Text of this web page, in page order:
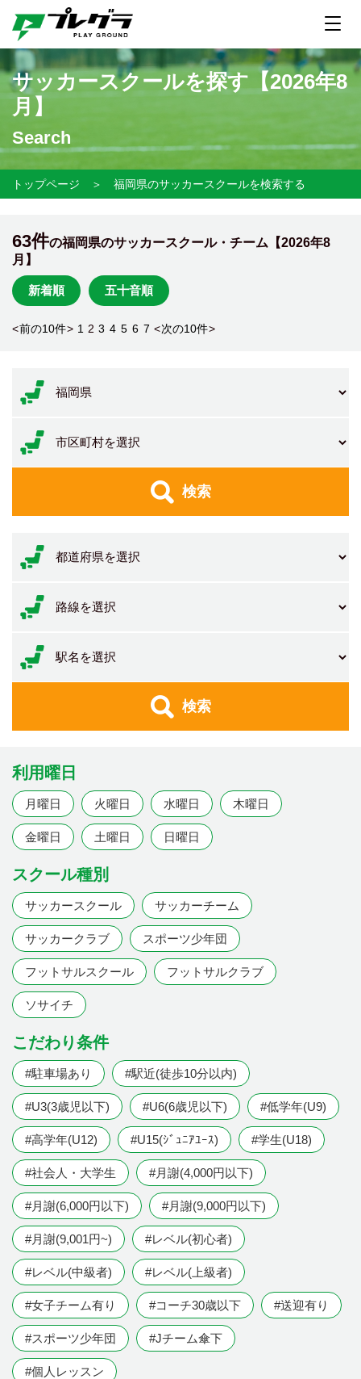
サッカースクールを探す【2026年8
月】
Search
トップページ ＞ 福岡県のサッカースクールを検索する
63件の福岡県のサッカースクール・チーム【2026年8
月】
新着順 五十音順
<前の10件> 1 2 3 4 5 6 7 <次の10件>
検索
検索
利用曜日
月曜日 火曜日 水曜日 木曜日
金曜日 土曜日 日曜日
スクール種別
サッカースクール サッカーチーム
サッカークラブ スポーツ少年団
フットサルスクール フットサルクラブ
ソサイチ
こだわり条件
#駐車場あり #駅近(徒歩10分以内)
#U3(3歳児以下) #U6(6歳児以下) #低学年(U9)
#高学年(U12) #U15(ｼﾞｭﾆｱﾕｰｽ) #学生(U18)
#社会人・大学生 #月謝(4,000円以下)
#月謝(6,000円以下) #月謝(9,000円以下)
#月謝(9,001円~) #レベル(初心者)
#レベル(中級者) #レベル(上級者)
#女子チーム有り #コーチ30歳以下 #送迎有り
#スポーツ少年団 #Jチーム傘下
#個人レッスン